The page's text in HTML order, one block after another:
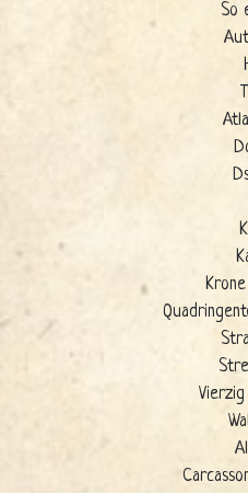
So